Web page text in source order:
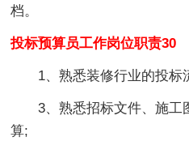
档。
投标预算员工作岗位职责30
1、熟悉装修行业的投标
3、熟悉招标文件、施工
算;